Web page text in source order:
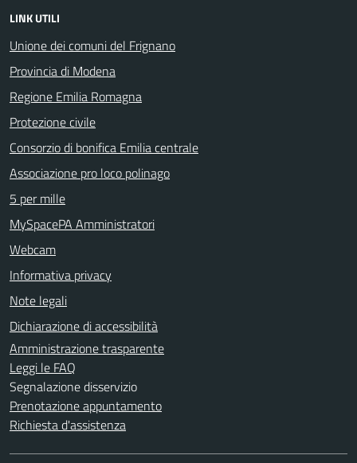
LINK UTILI
Unione dei comuni del Frignano
Provincia di Modena
Regione Emilia Romagna
Protezione civile
Consorzio di bonifica Emilia centrale
Associazione pro loco polinago
5 per mille
MySpacePA Amministratori
Webcam
Informativa privacy
Note legali
Dichiarazione di accessibilità
Amministrazione trasparente
Leggi le FAQ
Segnalazione disservizio
Prenotazione appuntamento
Richiesta d'assistenza